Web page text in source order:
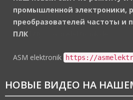
промышленной электроники,
преобразователей частоты и
ПЛК
ASM elektronik https://
НОВЫЕ ВИДЕО НА